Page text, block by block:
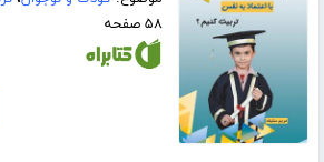
۵۸ صفحه